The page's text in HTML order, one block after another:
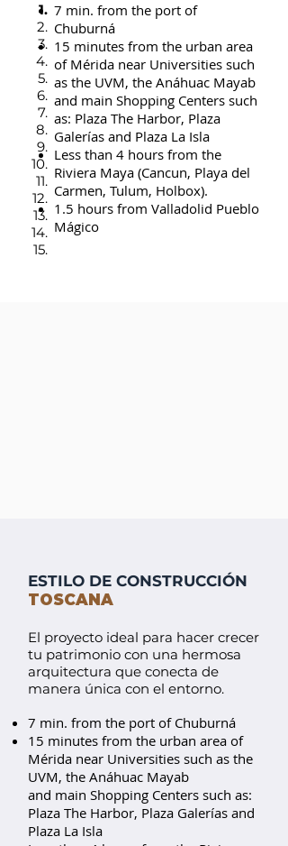
1.
2.
3.
4.
5.
6.
7.
8.
9.
10.
11.
12.
13.
14.
15.
7 min. from the port of
Chuburná
15 minutes from the urban area
of Mérida near Universities such
as the UVM, the Anáhuac Mayab
and main Shopping Centers such
as: Plaza The Harbor, Plaza
Galerías and Plaza La Isla
Less than 4 hours from the
Riviera Maya (Cancun, Playa del
Carmen, Tulum, Holbox).
1.5 hours from Valladolid Pueblo
Mágico
ESTILO DE CONSTRUCCIÓN
TOSCANA
El proyecto ideal para hacer crecer
tu patrimonio con una hermosa
arquitectura que conecta de
manera única con el entorno.
7 min. from the port of Chuburná
15 minutes from the urban area of
Mérida near Universities such as the
UVM, the Anáhuac Mayab
and main Shopping Centers such as:
Plaza The Harbor, Plaza Galerías and
Plaza La Isla